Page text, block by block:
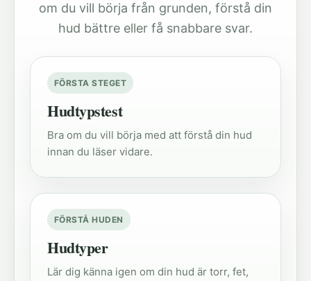
om du vill börja från grunden, förstå din
hud bättre eller få snabbare svar.
FÖRSTA STEGET
Hudtypstest
Bra om du vill börja med att förstå din hud
innan du läser vidare.
FÖRSTÅ HUDEN
Hudtyper
Lär dig känna igen om din hud är torr, fet,